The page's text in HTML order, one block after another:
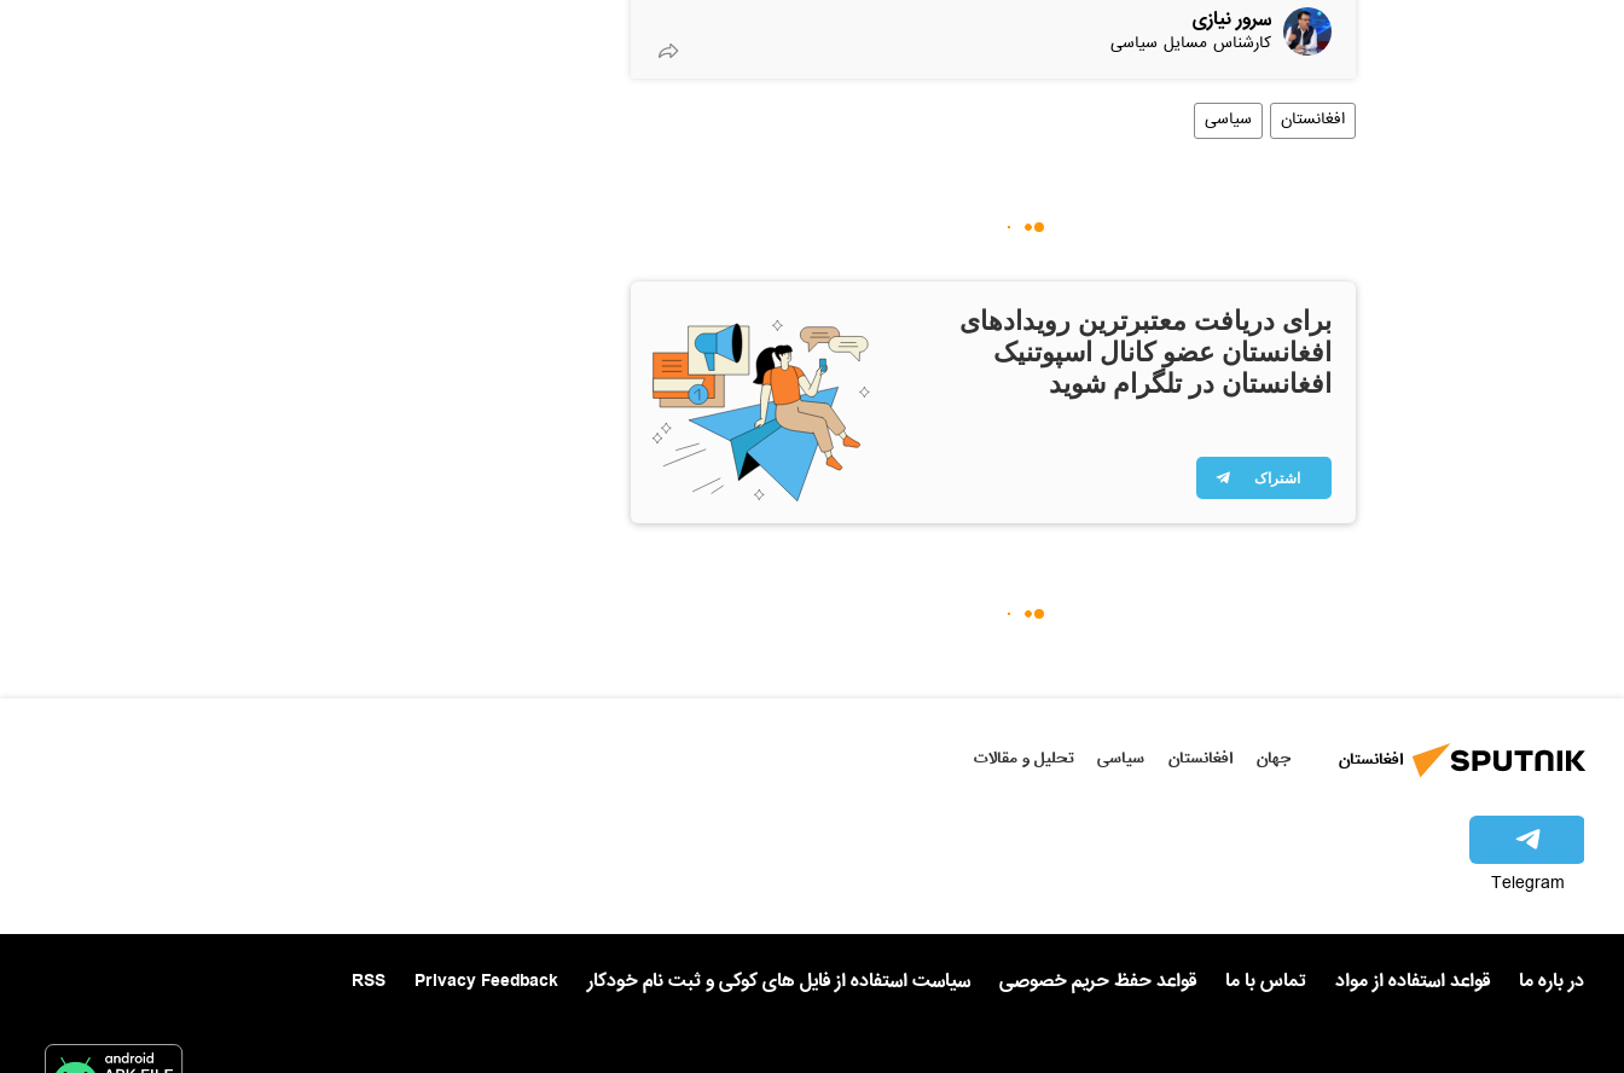
سرور نیازی
کارشناس مسایل سیاسی
افغانستان سیاسی
برای دریافت معتبرترین رویدادهای
افغانستان عضو کانال اسپوتنیک
افغانستان در تلگرام شوید
اشتراک
افغانستان جهان افغانستان سیاسی تحلیل و مقالات
Telegram
در باره ما قواعد استفاده از مواد تماس با ما قواعد حفظ حریم خصوصی سیاست استفاده از فایل های کوکی و ثبت نام خودکار Privacy Feedback
RSS